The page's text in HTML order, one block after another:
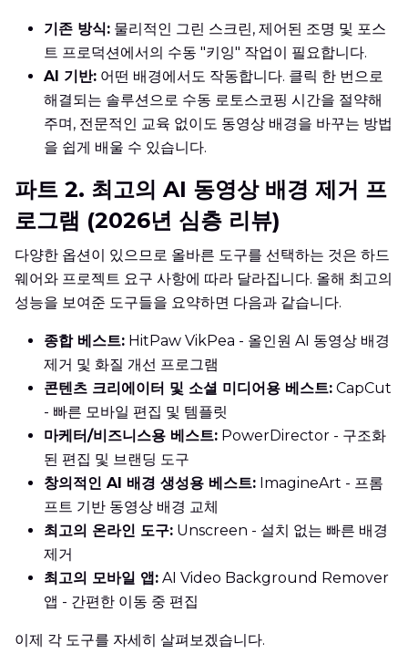
기존 방식: 물리적인 그린 스크린, 제어된 조명 및 포스
트 프로덕션에서의 수동 "키잉" 작업이 필요합니다.
AI 기반: 어떤 배경에서도 작동합니다. 클릭 한 번으로
해결되는 솔루션으로 수동 로토스코핑 시간을 절약해
주며, 전문적인 교육 없이도 동영상 배경을 바꾸는 방법
을 쉽게 배울 수 있습니다.
파트 2. 최고의 AI 동영상 배경 제거 프
로그램 (2026년 심층 리뷰)
다양한 옵션이 있으므로 올바른 도구를 선택하는 것은 하드
웨어와 프로젝트 요구 사항에 따라 달라집니다. 올해 최고의
성능을 보여준 도구들을 요약하면 다음과 같습니다.
종합 베스트: HitPaw VikPea - 올인원 AI 동영상 배경
제거 및 화질 개선 프로그램
콘텐츠 크리에이터 및 소셜 미디어용 베스트: CapCut
- 빠른 모바일 편집 및 템플릿
마케터/비즈니스용 베스트: PowerDirector - 구조화
된 편집 및 브랜딩 도구
창의적인 AI 배경 생성용 베스트: ImagineArt - 프롬
프트 기반 동영상 배경 교체
최고의 온라인 도구: Unscreen - 설치 없는 빠른 배경
제거
최고의 모바일 앱: AI Video Background Remover
앱 - 간편한 이동 중 편집
이제 각 도구를 자세히 살펴보겠습니다.